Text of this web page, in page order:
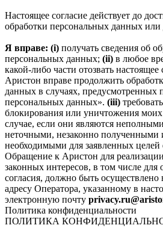
Настоящее согласие действует до
обработки персональных данных или
Я вправе: (i) получать сведения об
персональных данных; (ii) в любое
какой-либо части отозвать
Аристон вправе продолжить
данных в случаях,
персональных данных». (iii)
блокирования или уничтожения
случае, если они являются
неточными, незаконно полученными
необходимыми для заявленных целей
Обращение к Аристон для
законных интересов, в том числе для
согласия, должно быть
адресу Оператора, указанному в
электронную почту
Политика конфиденциальности
ПОЛИТИКА